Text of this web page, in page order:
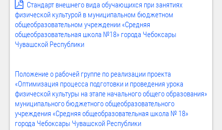
Стандарт внешнего вида обучающихся при занятиях
физической культурой в муниципальном бюджетном
общеобразовательном учреждении «Средняя
общеобразовательная школа №18» города Чебоксары
Чувашской Республики
Положение о рабочей группе по реализации проекта
«Оптимизация процесса подготовки и проведения урока
физической культуры на этапе начального общего образования»
муниципального бюджетного общеобразовательного
учреждения «Средняя общеобразовательная школа № 18»
города Чебоксары Чувашской Республики